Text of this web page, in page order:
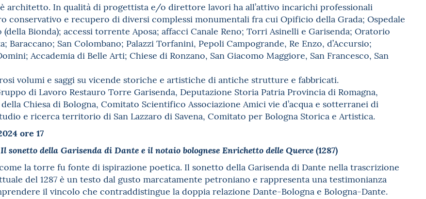
architetto. In qualità di progettista e/o direttore lavori ha all’attivo incarichi professionali
conservativo e recupero di diversi complessi monumentali fra cui Opificio della Grada; Ospedale
Bionda); accessi torrente Aposa; affacci Canale Reno; Torri Asinelli e Garisenda; Oratorio
Baraccano; San Colombano; Palazzi Torfanini, Pepoli Campogrande, Re Enzo, d’Accursio;
Accademia di Belle Arti; Chiese di Ronzano, San Giacomo Maggiore, San Francesco, San
volumi e saggi su vicende storiche e artistiche di antiche strutture e fabbricati.
di Lavoro Restauro Torre Garisenda, Deputazione Storia Patria Provincia di Romagna,
Chiesa di Bologna, Comitato Scientifico Associazione Amici vie d’acqua e sotterranei di
e ricerca territorio di San Lazzaro di Savena, Comitato per Bologna Storica e Artistica.
ore 17
Il sonetto della Garisenda di Dante e il notaio bolognese Enrichetto delle Querce (1287)
la torre fu fonte di ispirazione poetica. Il sonetto della Garisenda di Dante nella trascrizione
del 1287 è un testo dal gusto marcatamente petroniano e rappresenta una testimonianza
il vincolo che contraddistingue la doppia relazione Dante-Bologna e Bologna-Dante.